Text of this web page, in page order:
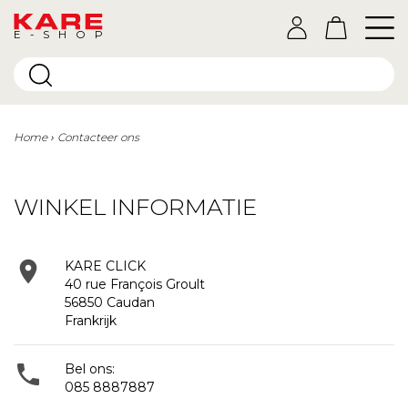
E-SHOP
Home Contacteer ons
WINKEL INFORMATIE

KARE CLICK
40 rue François Groult
56850 Caudan
Frankrijk

Bel ons:
085 8887887